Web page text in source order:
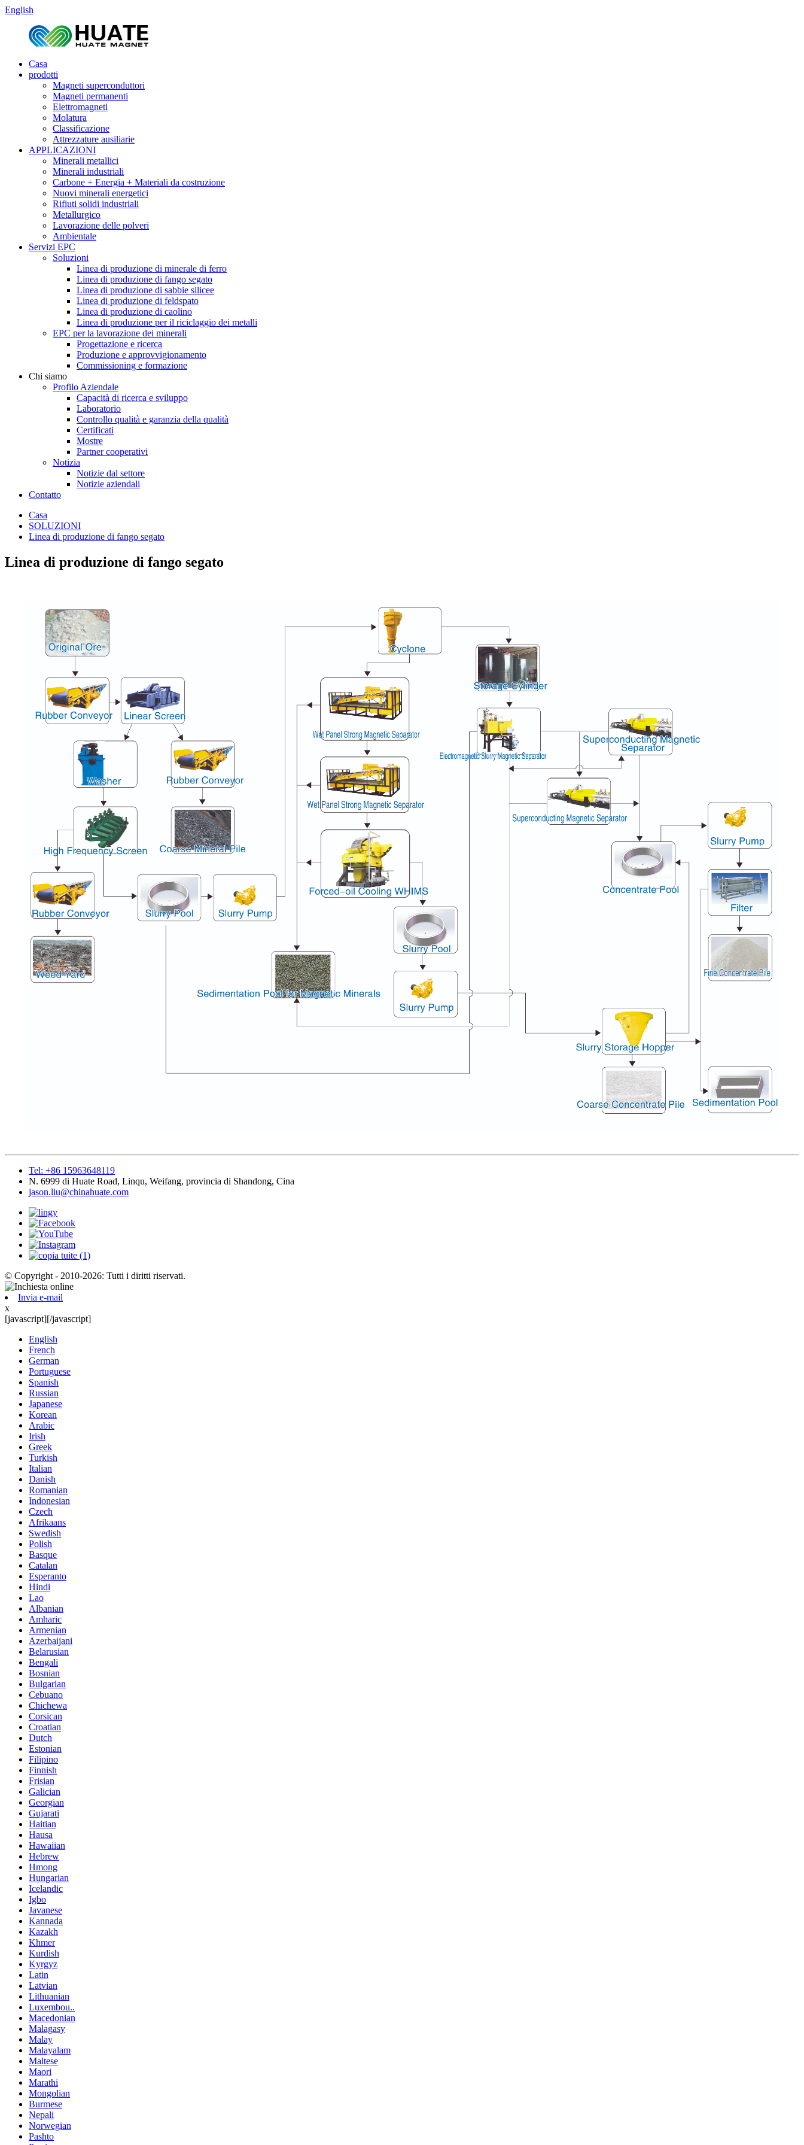
English
Casa
prodotti
Magneti superconduttori
Magneti permanenti
Elettromagneti
Molatura
Classificazione
Attrezzature ausiliarie
APPLICAZIONI
Minerali metallici
Minerali industriali
Carbone + Energia + Materiali da costruzione
Nuovi minerali energetici
Rifiuti solidi industriali
Metallurgico
Lavorazione delle polveri
Ambientale
Servizi EPC
Soluzioni
Linea di produzione di minerale di ferro
Linea di produzione di fango segato
Linea di produzione di sabbie silicee
Linea di produzione di feldspato
Linea di produzione di caolino
Linea di produzione per il riciclaggio dei metalli
EPC per la lavorazione dei minerali
Progettazione e ricerca
Produzione e approvvigionamento
Commissioning e formazione
Chi siamo
Profilo Aziendale
Capacità di ricerca e sviluppo
Laboratorio
Controllo qualità e garanzia della qualità
Certificati
Mostre
Partner cooperativi
Notizia
Notizie dal settore
Notizie aziendali
Contatto
Casa
SOLUZIONI
Linea di produzione di fango segato
Linea di produzione di fango segato
Tel: +86 15963648119
N. 6999 di Huate Road, Linqu, Weifang, provincia di Shandong, Cina
jason.liu@chinahuate.com
© Copyright - 2010-2026: Tutti i diritti riservati.
Invia e-mail
x
[javascript][/javascript]
English
French
German
Portuguese
Spanish
Russian
Japanese
Korean
Arabic
Irish
Greek
Turkish
Italian
Danish
Romanian
Indonesian
Czech
Afrikaans
Swedish
Polish
Basque
Catalan
Esperanto
Hindi
Lao
Albanian
Amharic
Armenian
Azerbaijani
Belarusian
Bengali
Bosnian
Bulgarian
Cebuano
Chichewa
Corsican
Croatian
Dutch
Estonian
Filipino
Finnish
Frisian
Galician
Georgian
Gujarati
Haitian
Hausa
Hawaiian
Hebrew
Hmong
Hungarian
Icelandic
Igbo
Javanese
Kannada
Kazakh
Khmer
Kurdish
Kyrgyz
Latin
Latvian
Lithuanian
Luxembou..
Macedonian
Malagasy
Malay
Malayalam
Maltese
Maori
Marathi
Mongolian
Burmese
Nepali
Norwegian
Pashto